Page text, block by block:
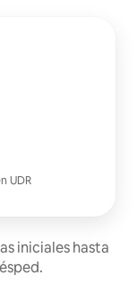
UDR
iniciales hasta